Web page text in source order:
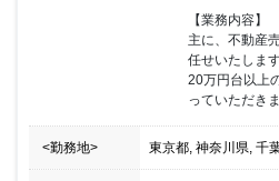
【業務内容】
主に、不動産
任せいたしま
20万円台以上
っていただき
<勤務地> 東京都, 神奈川県, 千